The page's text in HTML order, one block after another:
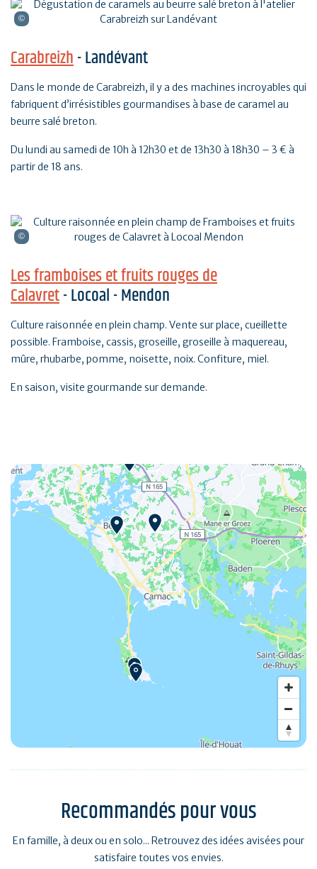
Carabreizh- Landévant
Dans le monde de Carabreizh, il y a des machines incroyables qui
fabriquent d’irrésistibles gourmandises à base de caramel au
beurre salé breton.
Du lundi au samedi de 10h à 12h30 et de 13h30 à 18h30 – 3 € à
partir de 18 ans.
Les framboises et fruits rouges de
Calavret- Locoal - Mendon
Culture raisonnée en plein champ. Vente sur place, cueillette
possible. Framboise, cassis, groseille, groseille à maquereau,
mûre, rhubarbe, pomme, noisette, noix. Confiture, miel.
En saison, visite gourmande sur demande.
Recommandés pour vous
En famille, à deux ou en solo... Retrouvez des idées avisées pour
satisfaire toutes vos envies.